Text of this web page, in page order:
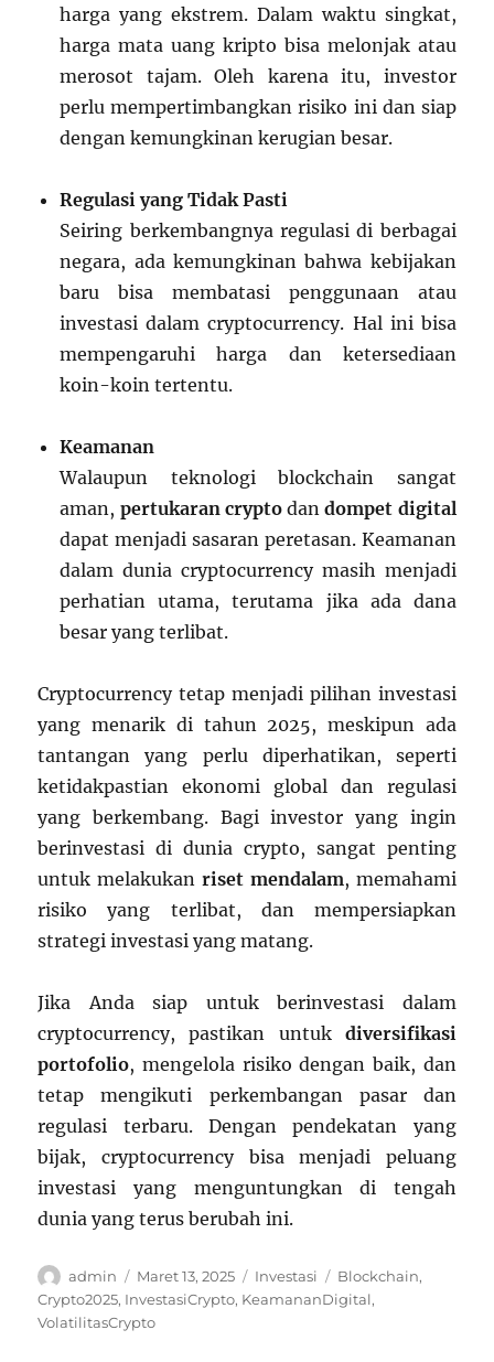
harga yang ekstrem. Dalam waktu singkat,
harga mata uang kripto bisa melonjak atau
merosot tajam. Oleh karena itu, investor
perlu mempertimbangkan risiko ini dan siap
dengan kemungkinan kerugian besar.
Regulasi yang Tidak Pasti
Seiring berkembangnya regulasi di berbagai
negara, ada kemungkinan bahwa kebijakan
baru bisa membatasi penggunaan atau
investasi dalam cryptocurrency. Hal ini bisa
mempengaruhi harga dan ketersediaan
koin-koin tertentu.
Keamanan
Walaupun teknologi blockchain sangat
aman, pertukaran cryptodandompet digital
dapat menjadi sasaran peretasan. Keamanan
dalam dunia cryptocurrency masih menjadi
perhatian utama, terutama jika ada dana
besar yang terlibat.
Cryptocurrency tetap menjadi pilihan investasi
yang menarik di tahun 2025, meskipun ada
tantangan yang perlu diperhatikan, seperti
ketidakpastian ekonomi global dan regulasi
yang berkembang. Bagi investor yang ingin
berinvestasi di dunia crypto, sangat penting
untuk melakukan riset mendalam, memahami
risiko yang terlibat, dan mempersiapkan
strategi investasi yang matang.
Jika Anda siap untuk berinvestasi dalam
cryptocurrency, pastikan untuk diversifikasi
portofolio, mengelola risiko dengan baik, dan
tetap mengikuti perkembangan pasar dan
regulasi terbaru. Dengan pendekatan yang
bijak, cryptocurrency bisa menjadi peluang
investasi yang menguntungkan di tengah
dunia yang terus berubah ini.
Author
admin
Posted
on
Maret 13, 2025 Categories
Investasi Tags
Blockchain,
Crypto2025, InvestasiCrypto, KeamananDigital,
VolatilitasCrypto